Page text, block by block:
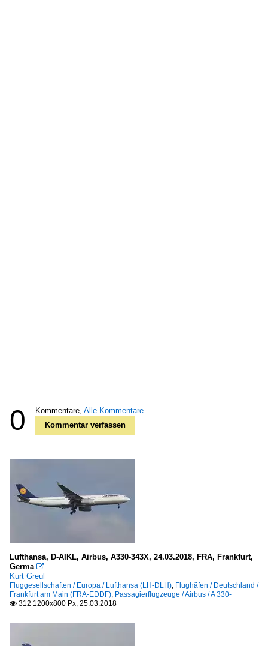
0 Kommentare, Alle Kommentare
Kommentar verfassen
Lufthansa, D-AIKL, Airbus, A330-343X, 24.03.2018, FRA, Frankfurt,
Germa 
Kurt Greul
Fluggesellschaften / Europa / Lufthansa (LH-DLH), Flughäfen / Deutschland /
Frankfurt am Main (FRA-EDDF), Passagierflugzeuge / Airbus / A 330-
 312 1200x800 Px, 25.03.2018